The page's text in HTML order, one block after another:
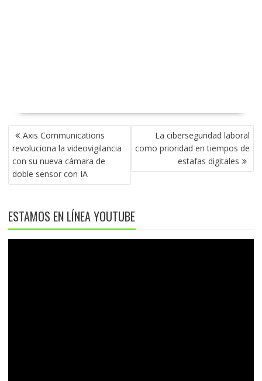
NAVEGACIÓN
DE
ENTRADAS
Axis Communications
revoluciona la videovigilancia
con su nueva cámara de
doble sensor con IA
La ciberseguridad laboral
como prioridad en tiempos de
estafas digitales
ESTAMOS EN LÍNEA YOUTUBE